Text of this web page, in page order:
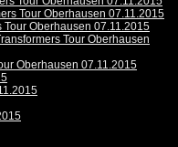
Tour Oberhausen 07.11.2015
Tour Oberhausen 07.11.2015
Tour Oberhausen
Oberhausen 07.11.2015